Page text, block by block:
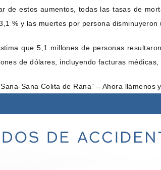
estos aumentos, todas las tasas de
% y las muertes por persona disminuyeron
que 5,1 millones de personas
de dólares, incluyendo facturas
Sana Colita de Rana” – Ahora llámenos